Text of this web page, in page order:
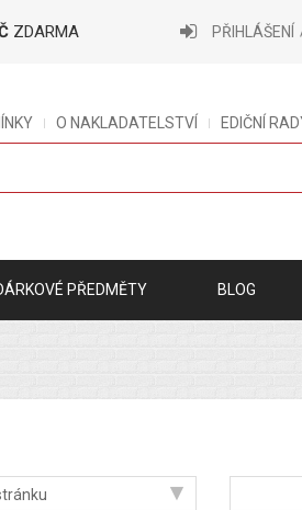
ZDARMA PŘIHLÁŠENÍ
O NAKLADATELSTVÍ EDIČNÍ
PŘEDMĚTY BLOG
▾